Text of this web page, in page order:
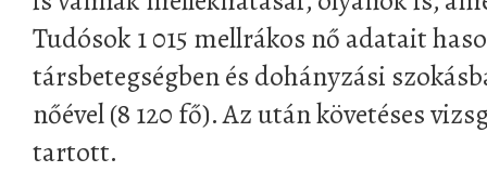
Tudósok 1 015 mellrákos nő adatait
társbetegségben és dohányzási
nőével (8 120 fő). Az után követéses
tartott.